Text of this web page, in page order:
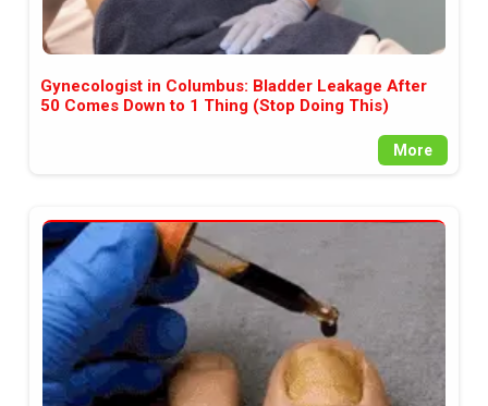
Gynecologist in Columbus: Bladder Leakage After
50 Comes Down to 1 Thing (Stop Doing This)
More